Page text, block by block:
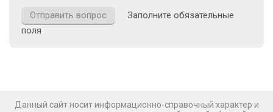
Заполните обязательные
поля
Данный сайт носит информационно-справочный характер и